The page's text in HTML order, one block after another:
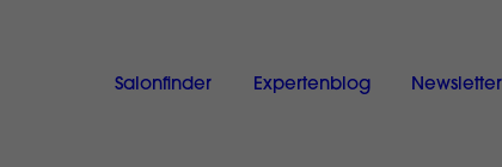
Salonfinder Expertenblog Newsletter